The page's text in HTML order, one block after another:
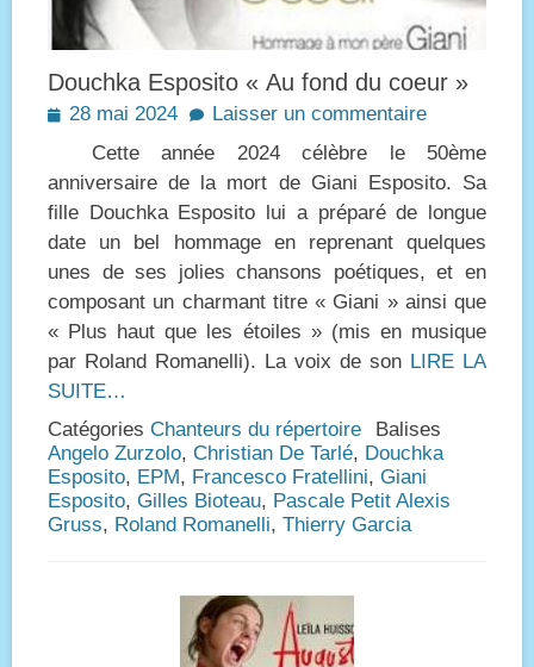
Douchka Esposito « Au fond du coeur »
Posted
28 mai 2024
Laisser un commentaire
Cette année 2024 célèbre le 50ème
anniversaire de la mort de Giani Esposito. Sa
fille Douchka Esposito lui a préparé de longue
date un bel hommage en reprenant quelques
unes de ses jolies chansons poétiques, et en
composant un charmant titre « Giani » ainsi que
« Plus haut que les étoiles » (mis en musique
par Roland Romanelli). La voix de son LIRE LA
SUITE…
Catégories Chanteurs du répertoire
Balises
Angelo Zurzolo, Christian De Tarlé, Douchka
Esposito, EPM, Francesco Fratellini, Giani
Esposito, Gilles Bioteau, Pascale Petit Alexis
Gruss, Roland Romanelli, Thierry Garcia